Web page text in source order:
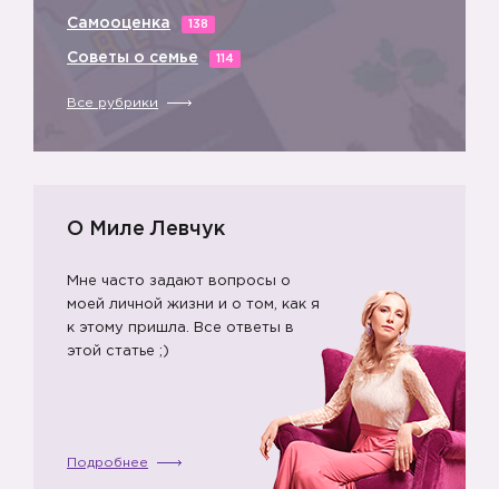
Самооценка 138
Советы о семье 114
Все рубрики
О Миле Левчук
Мне часто задают вопросы о
моей личной жизни и о том, как я
к этому пришла. Все ответы в
этой статье ;)
Подробнее